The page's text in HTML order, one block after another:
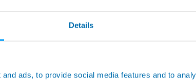
Details
ads, to provide social media features and to
– LTC -